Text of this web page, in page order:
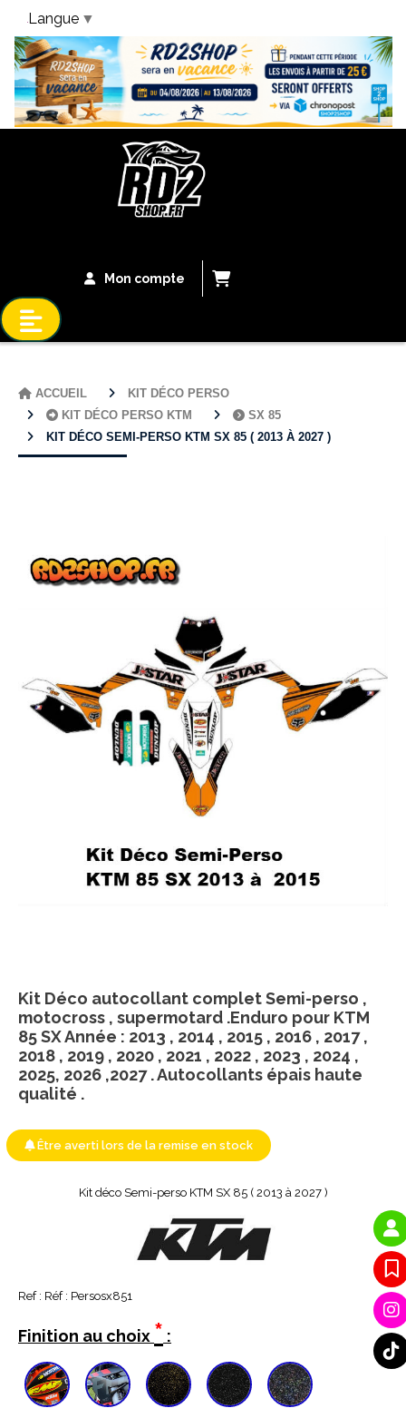
Bandeau Vacances
Mon compte
ACCUEIL
KIT DÉCO PERSO
KIT DÉCO PERSO KTM
SX 85
KIT DÉCO SEMI-PERSO KTM SX 85 ( 2013 À 2027 )
Kit déco Semi-perso KTM SX 85 ( 2013 à 2027 )
Ref : Réf : Persosx851
Finition au choix * :
Kit Déco autocollant complet Semi-perso ,
motocross , supermotard .Enduro pour KTM
85 SX Année : 2013 , 2014 , 2015 , 2016 , 2017 ,
2018 , 2019 , 2020 , 2021 , 2022 , 2023 , 2024 ,
2025, 2026 ,2027 . Autocollants épais haute
qualité .
Être averti lors de la remise en stock
Langue ▼